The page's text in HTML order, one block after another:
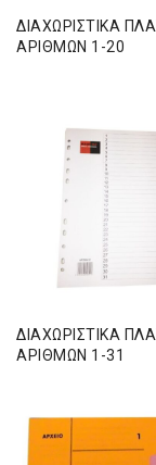
ΔΙΑΧΩΡΙΣΤΙΚΑ
ΑΡΙΘΜΩΝ 1-20
ΔΙΑΧΩΡΙΣΤΙΚΑ
ΑΡΙΘΜΩΝ 1-31